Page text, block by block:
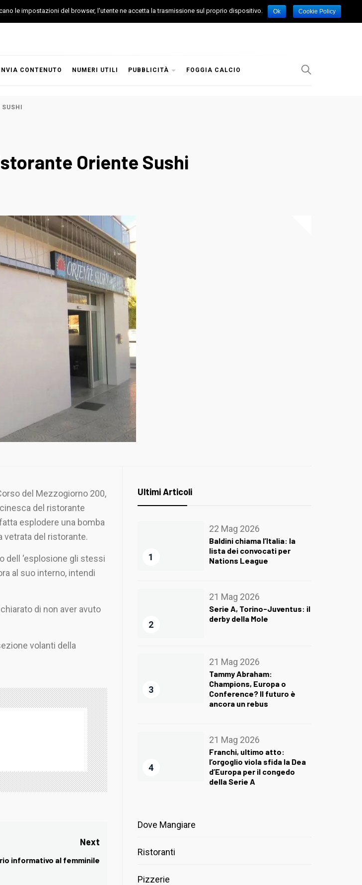
INVIA CONTENUTO NUMERI UTILI PUBBLICITÀ FOGGIA CALCIO
Oriente Sushi
del Mezzogiorno 200,
del ristorante
esplodere una bomba
vetrata del ristorante.
dell ‘esplosione gli stessi
al suo interno, intendi
di non aver avuto
volanti della
Next
Next
informativo al femminile
Ultimi Articoli
1
22 Mag 2026
Baldini chiama l’Italia: la
lista dei convocati per
Nations League
2
21 Mag 2026
Serie A, Torino-Juventus: il
derby della Mole
3
21 Mag 2026
Tammy Abraham:
Champions, Europa o
Conference? Il futuro è
ancora un rebus
4
21 Mag 2026
Franchi, ultimo atto:
l’orgoglio viola sfida la Dea
d’Europa per il congedo
della Serie A
Dove Mangiare
Ristoranti
Pizzerie
le impostazioni del browser, l'utente ne accetta la trasmissione sul proprio dispositivo. Ok Cookie Policy